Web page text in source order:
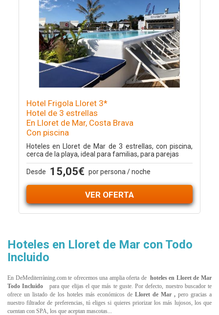
Hotel Frigola Lloret 3*
Hotel de 3 estrellas
En Lloret de Mar, Costa Brava
Con piscina
Hoteles en Lloret de Mar de 3 estrellas, con piscina,
cerca de la playa, ideal para familias, para parejas
Desde 15,05€ por persona / noche
VER OFERTA
Hoteles en Lloret de Mar con Todo
Incluido
En DeMediterràning.com te ofrecemos una amplia oferta de hoteles en Lloret de Mar
Todo Incluido
para que elijas el que más te guste. Por defecto, nuestro buscador te
ofrece un listado de los hoteles más económicos de Lloret de Mar , pero gracias a
nuestro filtrador de preferencias, tú eliges si quieres priorizar los más lujosos, los que
cuentan con SPA, los que aceptan mascotas...